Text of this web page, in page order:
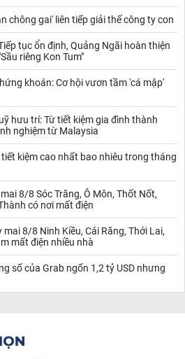
chông gai' liên tiếp giải thế công ty con
tục ổn định, Quảng Ngãi hoàn thiện
riêng Kon Tum"
khoán: Cơ hội vươn tầm 'cá mập'
hưu trí: Từ tiết kiệm gia đình thành
nghiệm từ Malaysia
kiệm cao nhất bao nhiêu trong tháng
8/8 Sóc Trăng, Ô Môn, Thốt Nốt,
có nơi mất điện
8/8 Ninh Kiều, Cái Răng, Thới Lai,
mất điện nhiều nhà
số của Grab ngốn 1,2 tỷ USD nhưng